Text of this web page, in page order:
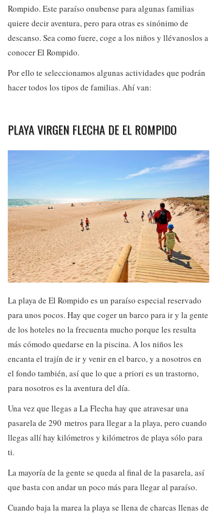
Rompido. Este paraíso onubense para algunas familias
quiere decir aventura, pero para otras es sinónimo de
descanso. Sea como fuere, coge a los niños y llévanoslos a
conocer El Rompido.
Por ello te seleccionamos algunas actividades que podrán
hacer todos los tipos de familias. Ahí van:
PLAYA VIRGEN FLECHA DE EL ROMPIDO
La playa de El Rompido es un paraíso especial reservado
para unos pocos. Hay que coger un barco para ir y la gente
de los hoteles no la frecuenta mucho porque les resulta
más cómodo quedarse en la piscina. A los niños les
encanta el trajín de ir y venir en el barco, y a nosotros en
el fondo también, así que lo que a priori es un trastorno,
para nosotros es la aventura del día.
Una vez que llegas a La Flecha hay que atravesar una
pasarela de 290 metros para llegar a la playa, pero cuando
llegas allí hay kilómetros y kilómetros de playa sólo para
ti.
La mayoría de la gente se queda al final de la pasarela, así
que basta con andar un poco más para llegar al paraíso.
Cuando baja la marea la playa se llena de charcas llenas de